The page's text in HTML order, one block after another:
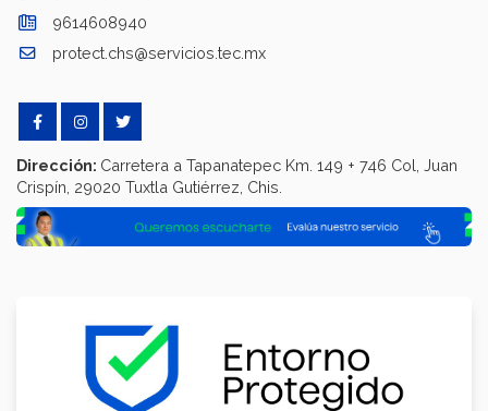
9614608940
protect.chs@servicios.tec.mx
Dirección: Carretera a Tapanatepec Km. 149 + 746 Col, Juan
Crispín, 29020 Tuxtla Gutiérrez, Chis.